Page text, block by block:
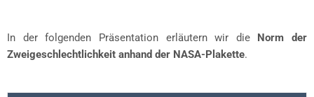
In der folgenden Präsentation erläutern wir die Norm der
Zweigeschlechtlichkeit anhand der NASA-Plakette.